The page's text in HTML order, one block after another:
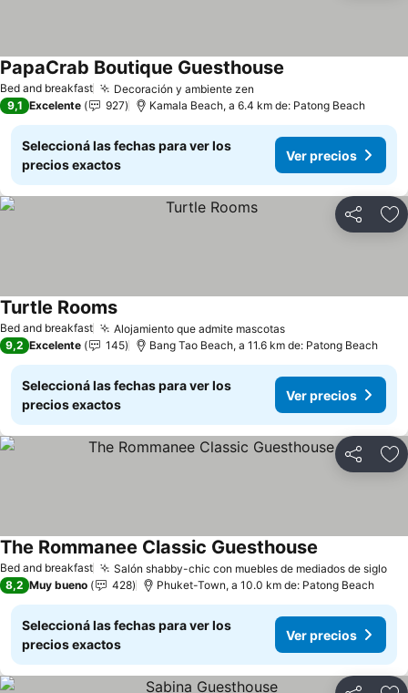
Bed and breakfast Decoración y ambiente zen
PapaCrab Boutique Guesthouse
9,1 Excelente 927 Kamala Beach, a 6.4 km de: Patong Beach
Seleccioná las fechas para ver los
precios exactos
Ver precios
Compartir
Bed and breakfast Alojamiento que admite mascotas
Turtle Rooms
9,2 Excelente 145 Bang Tao Beach, a 11.6 km de: Patong Beach
Seleccioná las fechas para ver los
precios exactos
Ver precios
Compartir
Bed and breakfast Salón shabby-chic con muebles de mediados de siglo
The Rommanee Classic Guesthouse
8,2 Muy bueno 428 Phuket-Town, a 10.0 km de: Patong Beach
Seleccioná las fechas para ver los
precios exactos
Ver precios